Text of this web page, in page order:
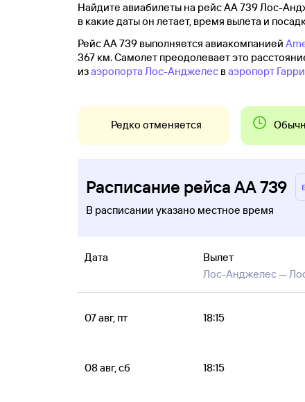
Найдите авиабилеты на рейс AA 739 Лос-
в какие даты он летает, время вылета и
Рейс AA 739 выполняется авиакомпанией
367 км. Самолет преодолевает это
изаэропорта Лос-Анджелес ваэропорт
Редко отменяется
Расписание рейса AA 739
В расписании указано местное время
Дата
Вылет
Лос-Анджелес —
07 авг, пт 18:15
08 авг, сб 18:15